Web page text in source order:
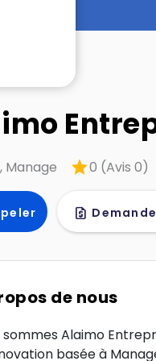
Manage star0 (Avis 0)
request_quote
de nous
sommes Alaimo
basée à